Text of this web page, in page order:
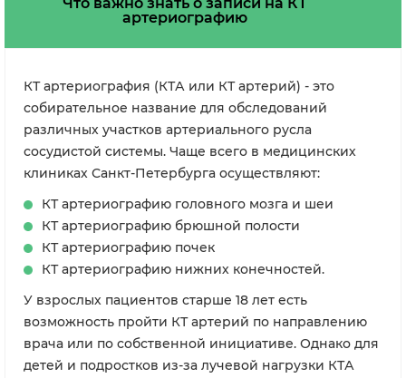
артериографию
КТ артериография (КТА или КТ артерий) - это
собирательное название для обследований
различных участков артериального русла
сосудистой системы. Чаще всего в медицинских
клиниках Санкт-Петербурга осуществляют:
КТ артериографию головного мозга и шеи
КТ артериографию брюшной полости
КТ артериографию почек
КТ артериографию нижних конечностей.
У взрослых пациентов старше 18 лет есть
возможность пройти КТ артерий по направлению
врача или по собственной инициативе. Однако для
детей и подростков из-за лучевой нагрузки КТА